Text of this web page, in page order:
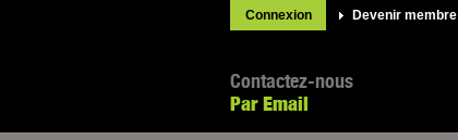
Connexion Devenir membre
Contactez-nous
Par Email